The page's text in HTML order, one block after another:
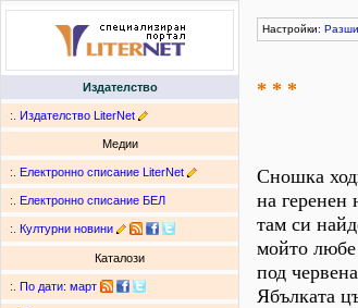
Издателство
:. Издателство LiterNet
Медии
:. Електронно списание LiterNet
:. Електронно списание БЕЛ
:. Културни новини
Каталози
:. По дати: март
Настройки:
* * *
Сношка
на геренен
там си
мойто любе
под
Ябълката